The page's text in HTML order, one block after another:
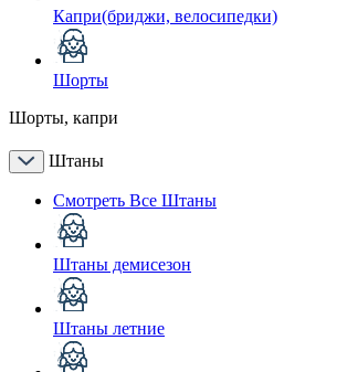
Капри(бриджи, велосипедки)
Шорты
Шорты, капри
Штаны
Смотреть Все Штаны
Штаны демисезон
Штаны летние